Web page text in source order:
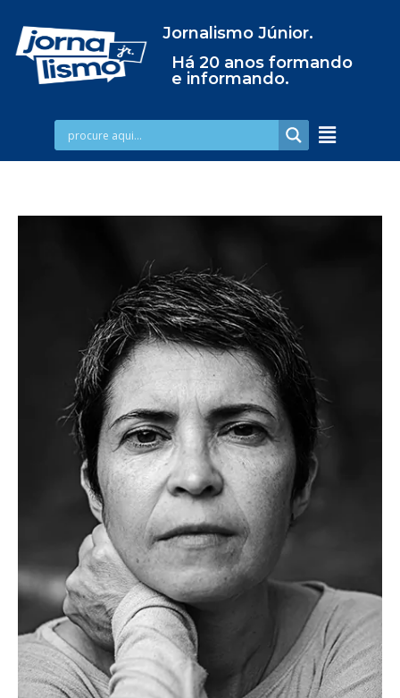
Jornalismo Júnior.
Há 20 anos formando
e informando.